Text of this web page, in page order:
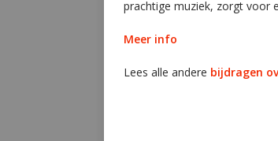
prachtige muziek, zorgt voor
Meer info
Lees alle andere bijdragen